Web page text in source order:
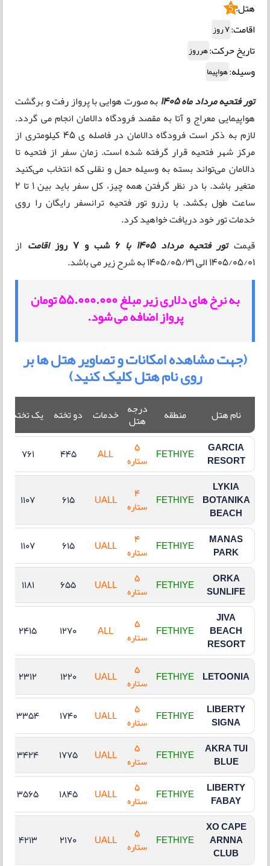
هتل: 5
اقامت:7 روز
تاریخ حرکت:هرروز
وسیله:هواپیما
تور فتحیه مرداد ماه 1405
به صورت هوایی با پرواز رفت و برگشت
هواپیمایی معراج و آتا به مقصد فرودگاه دالامان انجام می گردد.
لازم به ذکر است فرودگاه دالامان در فاصله ی 45 کیلومتری از
مرکز شهر فتحیه قرار گرفته شده است. زمان سفر از فتحیه تا
دالامان می‌تواند بسته به وسیله حمل و نقلی که انتخاب می‌کنید
متغیر باشد. با در نظر گرفتن همه چیز، کل سفر باید بین 1 تا 2
ساعت طول بکشد. با رزرو تور فتحیه ترانسفر رایگان را روی
خدمات تور خود دریافت خواهید کرد.
قیمتتور فتحیهمرداد 1405 با 6 شب و 7 روز اقامت از
1405/05/01 الی 1405/05/31 به شرح زیر می باشد.
به نرخ های دلاری زیر مبلغ 55.000.000 تومان
پرواز اضافه می شود.
(جهت مشاهده امکانات و تصاویر هتل ها بر
روی نام هتل کلیک کنید)
نام هتل منطقه درجه
هتل خدمات دو تخته یک تخته
GARCIA
RESORT
FETHIYE
5
ستاره ALL
445
761
LYKIA
BOTANIKA
BEACH
FETHIYE
4
ستاره UALL
615
1107
MANAS
PARK
FETHIYE
4
ستاره UALL
615
1107
ORKA
SUNLIFE
FETHIYE
5
ستاره UALL
655
1181
JIVA
BEACH
RESORT
FETHIYE
5
ستاره ALL
1270
2415
LETOONIA
FETHIYE
5
ستاره UALL
1220
2312
LIBERTY
SIGNA
FETHIYE
5
ستاره UALL
1740
3354
AKRA TUI
BLUE
FETHIYE
5
ستاره UALL
1775
3424
LIBERTY
FABAY
FETHIYE
5
ستاره UALL
1845
3565
XO CAPE
ARNNA
CLUB
FETHIYE
5
ستاره UALL
2170
4213